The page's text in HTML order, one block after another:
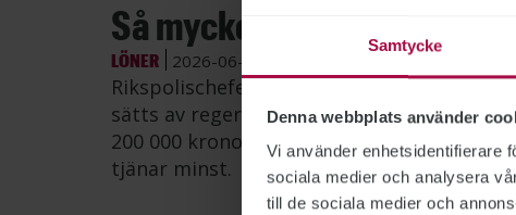
Samtycke
Denna webbplats använder
Vi använder enhetsidentifierare
sociala medier och analysera
till de sociala medier och
Så mycket tjänar
LÖNER 2026-06-26
Rikspolischefen Petra Lundh har fortsatt
sätts av regeringen, visar Publikts
200 000 kronor i månaden – mer än
tjänar minst.